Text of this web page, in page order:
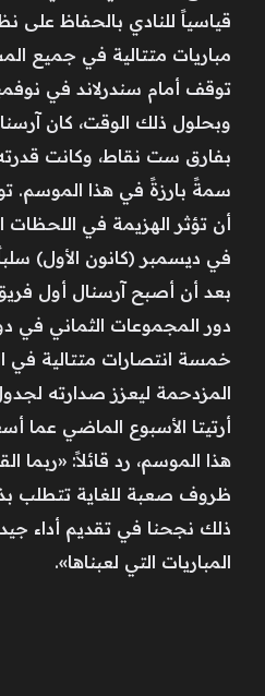
قياسياً للنادي بالحفاظ على
مباريات متتالية في جميع
توقف أمام سندرلاند في
وبحلول ذلك الوقت، كان
بفارق ست نقاط، وكانت
سمةً بارزةً في هذا الموسم.
أن تؤثر الهزيمة في اللحظات
في ديسمبر (كانون الأول)
بعد أن أصبح آرسنال أول
دور المجموعات الثماني في
خمسة انتصارات متتالية في
المزدحمة ليعزز صدارته
أرتيتا الأسبوع الماضي عما
هذا الموسم، رد قائلاً: «ربما
ظروف صعبة للغاية تتطلب
ذلك نجحنا في تقديم أداء
المباريات التي لعبناها».